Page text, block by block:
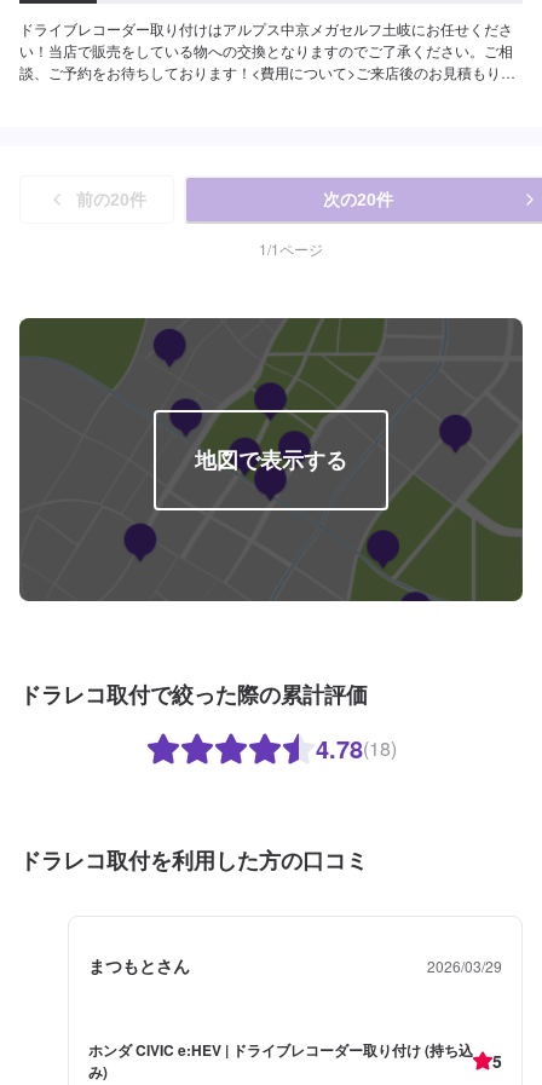
ドライブレコーダー取り付けはアルプス中京メガセルフ土岐にお任せくださ
い！当店で販売をしている物への交換となりますのでご了承ください。ご相
談、ご予約をお待ちしております！<費用について>ご来店後のお見積もりと
前の20件 次の20件
1/1ページ
地図で表示する
ドラレコ取付で絞った際の累計評価
4.78(18)
ドラレコ取付を利用した方の口コミ
まつもとさん 2026/03/29
ホンダ CIVIC e:HEV | ドライブレコーダー取り付け (持ち込
み)
5